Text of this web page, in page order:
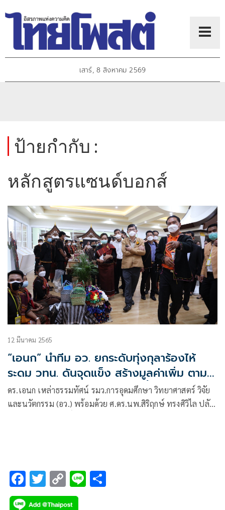
เสาร์, 8 สิงหาคม 2569
ป้ายกำกับ :
หลักสูตรแซนด์บอกส์
12 มีนาคม 2565
“เอนก” นำทีม อว. ยกระดับทุ่งกุลาร้องไห้
ระดม วทน. ดันจุดแข็ง สร้างมูลค่าเพิ่ม ตาม
แนวทางโมเดลเศรษฐกิจบีซีจี ชี้หลักสูตร
แซนด์บอกส์ตอบโจทย์พัฒนาคนและพื้นที่
ดร.เอนก เหล่าธรรมทัศน์ รมว.การอุดมศึกษา วิทยาศาสตร์ วิจัย
และนวัตกรรม (อว.) พร้อมด้วย ศ.ดร.นพ.สิริฤกษ์ ทรงศิวิไล ปลัด
กับประชาชนในพื้นที่
F
ac
T
wi
C
o
Li